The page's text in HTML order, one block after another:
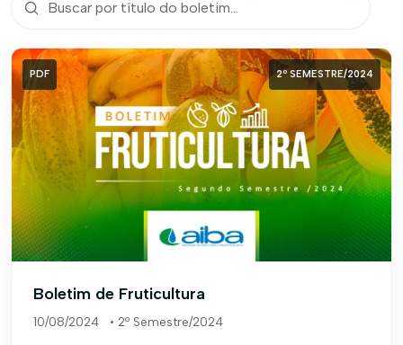
PDF 2º SEMESTRE/2024
Boletim de Fruticultura
10/08/2024 • 2º Semestre/2024